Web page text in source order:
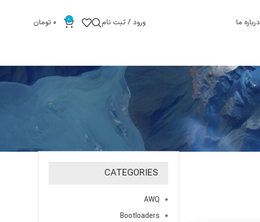
درباره ما ورود / ثبت نام 0
0تومان
CATEGORIES
AWQ
Bootloaders